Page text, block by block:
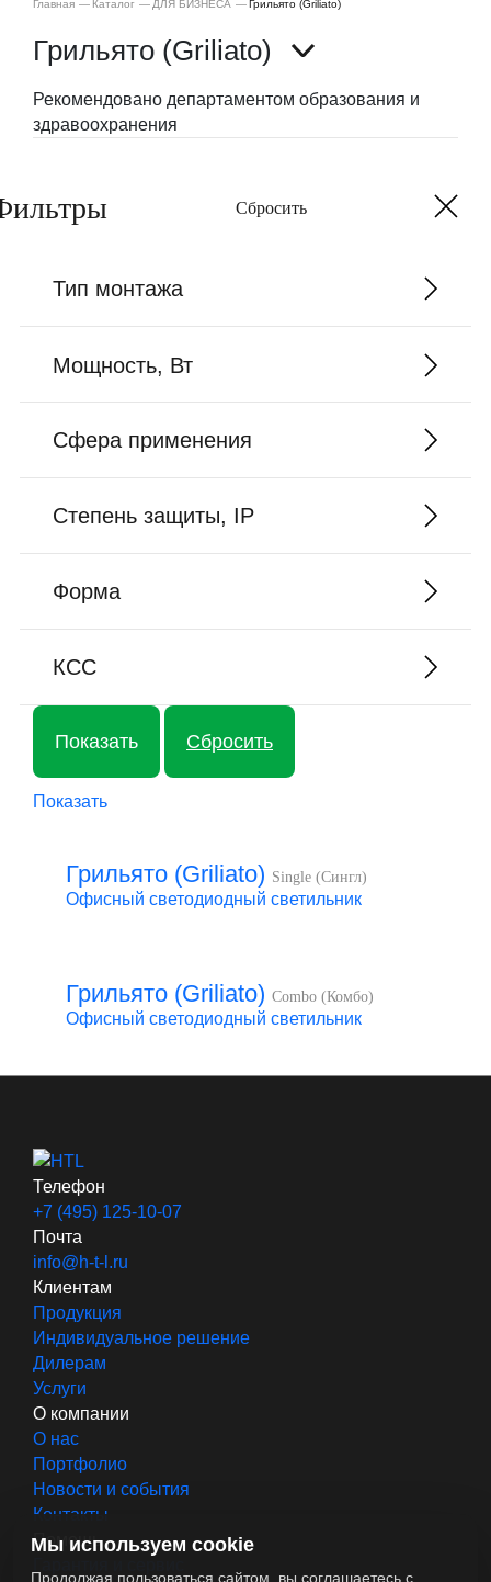
Главная Каталог ДЛЯ БИЗНЕСА Грильято (Griliato)
Грильято (Griliato)
Рекомендовано департаментом образования и
здравоохранения
Тип монтажа
Мощность, Вт
Сфера применения
Степень защиты, IP
Форма
КСС
Показать
Грильято (Griliato) Single (Сингл)
Офисный светодиодный светильник
Грильято (Griliato) Combo (Комбо)
Офисный светодиодный светильник
Телефон
+7 (495) 125-10-07
Почта
info@h-t-l.ru
Клиентам
Продукция
Индивидуальное решение
Дилерам
Услуги
О компании
О нас
Портфолио
Новости и события
Контакты
Помощь
Мы используем cookie
Продолжая пользоваться сайтом, вы соглашаетесь с